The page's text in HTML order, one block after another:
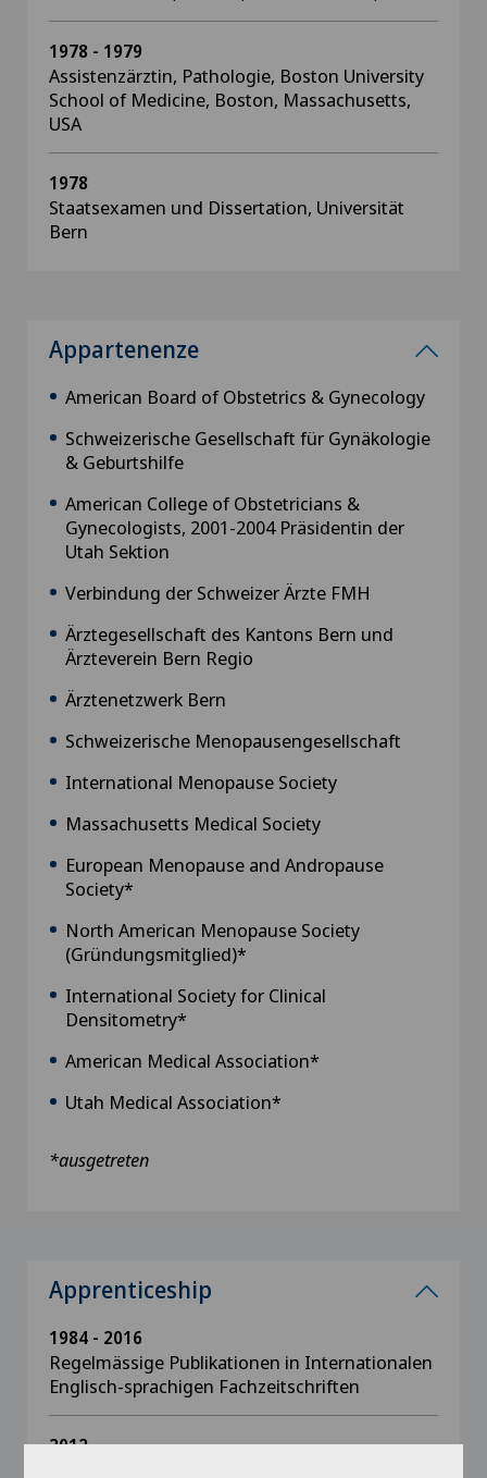
1978 - 1979
Assistenzärztin, Pathologie, Boston University
School of Medicine, Boston, Massachusetts,
USA
1978
Staatsexamen und Dissertation, Universität
Bern
Appartenenze
American Board of Obstetrics & Gynecology
Schweizerische Gesellschaft für Gynäkologie
& Geburtshilfe
American College of Obstetricians &
Gynecologists, 2001-2004 Präsidentin der
Utah Sektion
Verbindung der Schweizer Ärzte FMH
Ärztegesellschaft des Kantons Bern und
Ärzteverein Bern Regio
Ärztenetzwerk Bern
Schweizerische Menopausengesellschaft
International Menopause Society
Massachusetts Medical Society
European Menopause and Andropause
Society*
North American Menopause Society
(Gründungsmitglied)*
International Society for Clinical
Densitometry*
American Medical Association*
Utah Medical Association*
*ausgetreten
Apprenticeship
1984 - 2016
Regelmässige Publikationen in Internationalen
Englisch-sprachigen Fachzeitschriften
2012